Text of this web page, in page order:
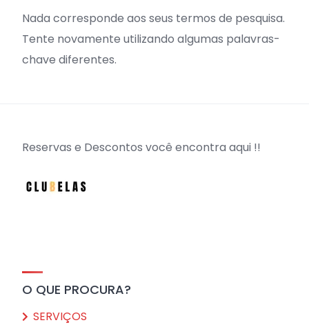
Nada corresponde aos seus termos de pesquisa.
Tente novamente utilizando algumas palavras-
chave diferentes.
Reservas e Descontos você encontra aqui !!
O QUE PROCURA?
SERVIÇOS